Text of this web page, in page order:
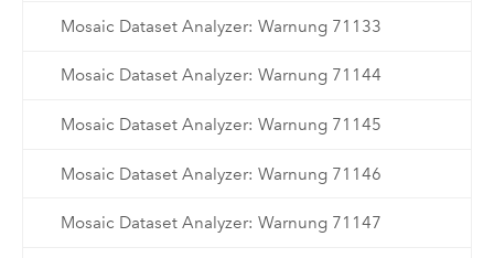
Mosaic Dataset Analyzer: Warnung 71133
Mosaic Dataset Analyzer: Warnung 71144
Mosaic Dataset Analyzer: Warnung 71145
Mosaic Dataset Analyzer: Warnung 71146
Mosaic Dataset Analyzer: Warnung 71147